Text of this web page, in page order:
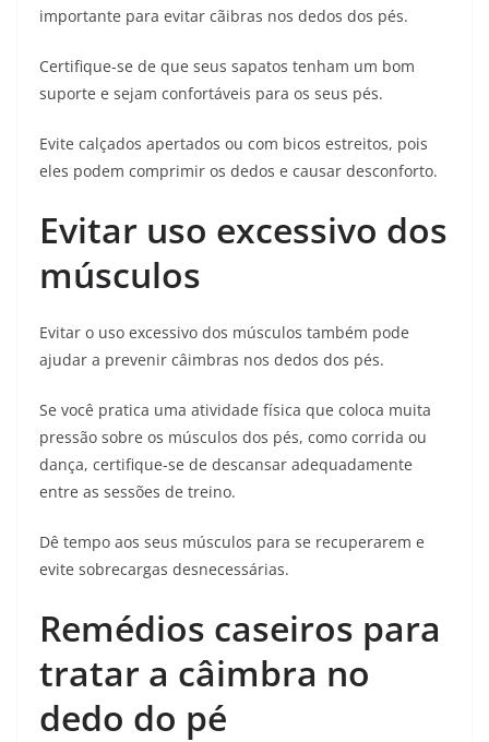
importante para evitar cãibras nos dedos dos pés.
Certifique-se de que seus sapatos tenham um bom
suporte e sejam confortáveis ​​para os seus pés.
Evite calçados apertados ou com bicos estreitos, pois
eles podem comprimir os dedos e causar desconforto.
Evitar uso excessivo dos
músculos
Evitar o uso excessivo dos músculos também pode
ajudar a prevenir câimbras nos dedos dos pés.
Se você pratica uma atividade física que coloca muita
pressão sobre os músculos dos pés, como corrida ou
dança, certifique-se de descansar adequadamente
entre as sessões de treino.
Dê tempo aos seus músculos para se recuperarem e
evite sobrecargas desnecessárias.
Remédios caseiros para
tratar a câimbra no
dedo do pé